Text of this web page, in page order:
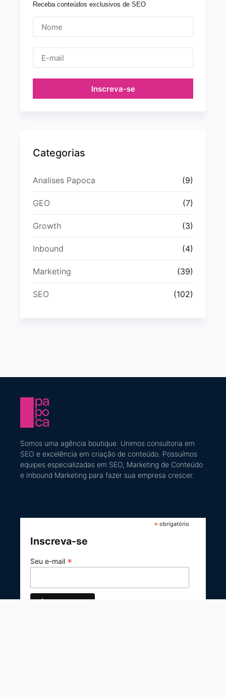
Receba conteúdos exclusivos de SEO
Inscreva-se
Categorias
Analises Papoca (9)
GEO (7)
Growth (3)
Inbound (4)
Marketing (39)
SEO (102)
Somos uma agência boutique. Unimos consultoria em
SEO e excelência em criação de conteúdo ​. Possuímos
equipes especializadas em SEO, Marketing de Conteúdo
e Inbound Marketing para fazer sua empresa crescer.
* obrigatório
Inscreva-se
Seu e-mail *